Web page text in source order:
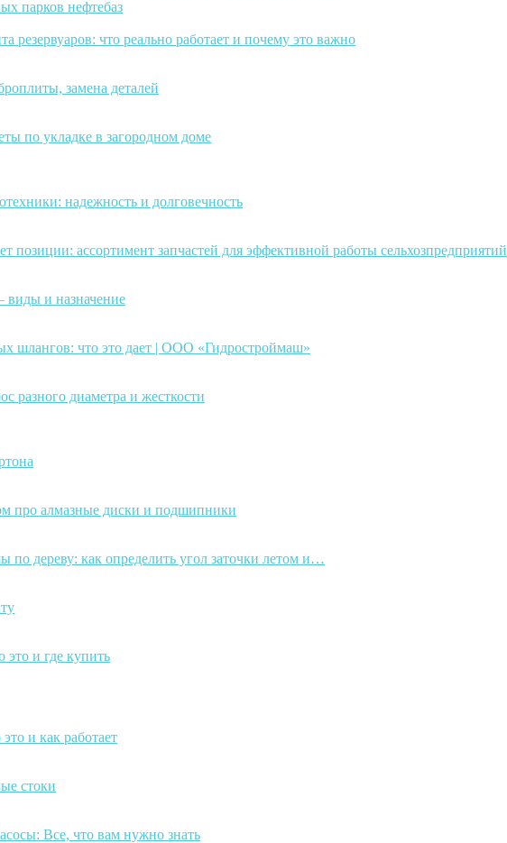
резервуаров: что реально работает и почему это важно
замена деталей
по укладке в загородном доме
надежность и долговечность
позиции: ассортимент запчастей для эффективной работы сельхозпредприятий
виды и назначение
шлангов: что это дает | ООО «Гидростроймаш»
разного диаметра и жесткости
про алмазные диски и подшипники
по дереву: как определить угол заточки летом и…
это и где купить
и как работает
стоки
Все, что вам нужно знать